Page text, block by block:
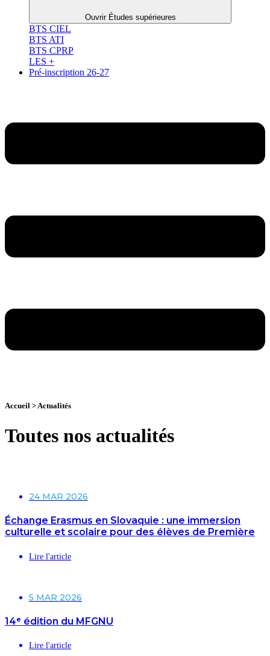
Ouvrir Études supérieures
BTS CIEL
BTS ATI
BTS CPRP
LES +
Pré-inscription 26-27
Accueil > Actualités
Toutes nos actualités
24 MAR 2026
Échange Erasmus en Slovaquie : une immersion
culturelle et scolaire pour des élèves de Première
Lire l'article
5 MAR 2026
14ᵉ édition du MFGNU
Lire l'article